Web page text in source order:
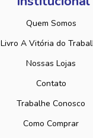
Quem Somos
Livro A Vitória do
Nossas Lojas
Contato
Trabalhe Conosco
Como Comprar